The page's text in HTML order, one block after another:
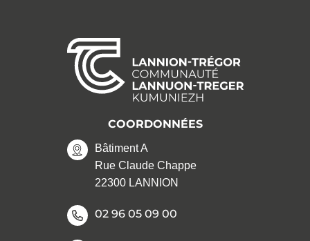
COORDONNÉES
Bâtiment A
Rue Claude Chappe
22300 LANNION
02 96 05 09 00